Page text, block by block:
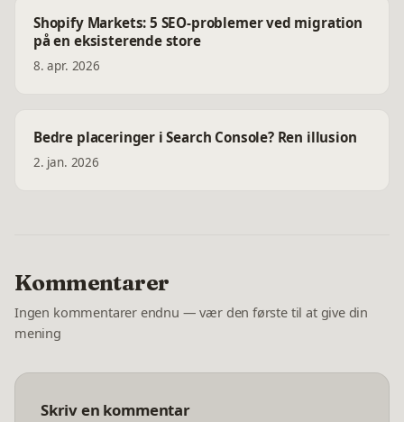
Shopify Markets: 5 SEO-problemer ved migration
på en eksisterende store
8. apr. 2026
Bedre placeringer i Search Console? Ren illusion
2. jan. 2026
Kommentarer
Ingen kommentarer endnu — vær den første til at give din
mening
Skriv en kommentar